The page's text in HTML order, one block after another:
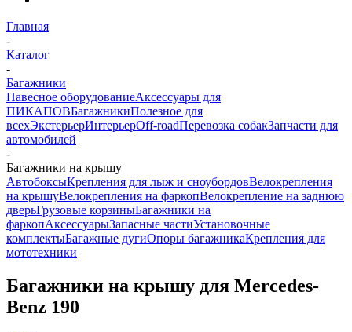
Главная
-
Каталог
-
Багажники
Навесное оборудованиеАксессуары для
ПИКАПОВБагажникиПолезное для
всехЭкстерьерИнтерьерOff-roadПеревозка собакЗапчасти для
автомобилей
-
Багажники на крышу
АвтобоксыКрепления для лыж и сноубордовВелокрепления
на крышуВелокрепления на фаркопВелокрепление на заднюю
дверьГрузовые корзиныБагажники на
фаркопАксессуарыЗапасные частиУстановочные
комплектыБагажные дугиОпоры багажникаКрепления для
мототехники
Багажники на крышу для Mercedes-
Benz 190